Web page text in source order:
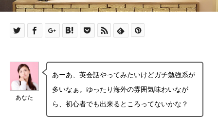
あなた
あーあ、英会話やってみたいけどガチ勉強系が
多いなぁ。ゆったり海外の雰囲気味わいなが
ら、初心者でも出来るところってないかな？